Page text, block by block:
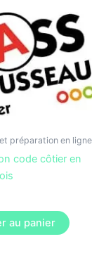
préparation en ligne
code côtier en
au panier